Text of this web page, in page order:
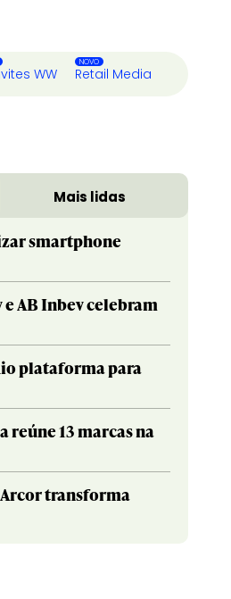
WW Retail Media
Mais lidas
smartphone
AB Inbev celebram
plataforma para
reúne 13 marcas na
transforma